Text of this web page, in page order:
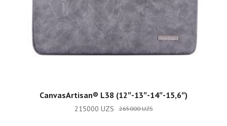
ADD TO CART
CanvasArtisan®️ L38 (12″-13″-14″-15,6″)
265000UZS
215000 UZS